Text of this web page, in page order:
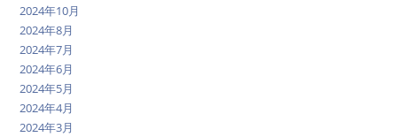
2024年10月
2024年8月
2024年7月
2024年6月
2024年5月
2024年4月
2024年3月